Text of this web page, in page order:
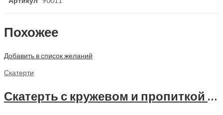
Похожее
Добавить в список желаний
Скатерти
Скатерть с кружевом и пропиткой 150х120 см — 1 шт — 90030